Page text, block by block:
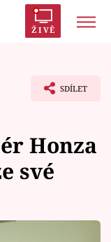
ŽIVĚ
SDÍLET
Honza
své